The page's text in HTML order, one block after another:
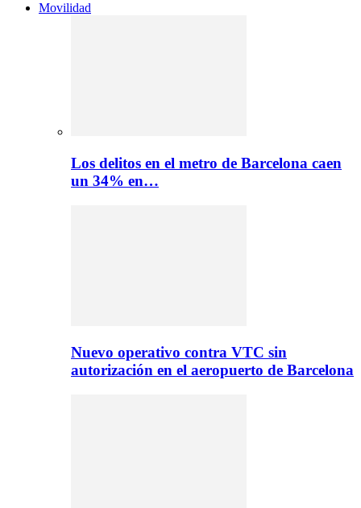
Movilidad
Los delitos en el metro de Barcelona caen
un 34% en…
Nuevo operativo contra VTC sin
autorización en el aeropuerto de Barcelona